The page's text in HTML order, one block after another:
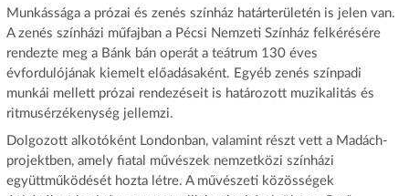
Munkássága a prózai és zenés színház határterületén is jelen van.
A zenés színházi műfajban a Pécsi Nemzeti Színház felkérésére
rendezte meg a Bánk bán operát a teátrum 130 éves
évfordulójának kiemelt előadásaként. Egyéb zenés színpadi
munkái mellett prózai rendezéseit is határozott muzikalitás és
ritmusérzékenység jellemzi.
Dolgozott alkotóként Londonban, valamint részt vett a Madách-
projektben, amely fiatal művészek nemzetközi színházi
együttműködését hozta létre. A művészeti közösségek